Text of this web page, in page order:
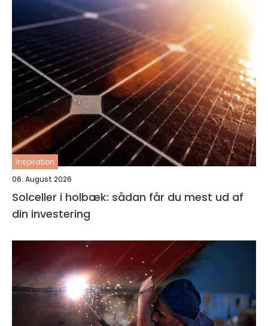
inspiration
06. August 2026
Solceller i holbæk: sådan får du mest ud af
din investering